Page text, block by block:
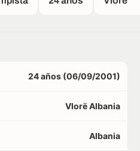
24 años (06/09/2001)
Vlorë Albania
Albania